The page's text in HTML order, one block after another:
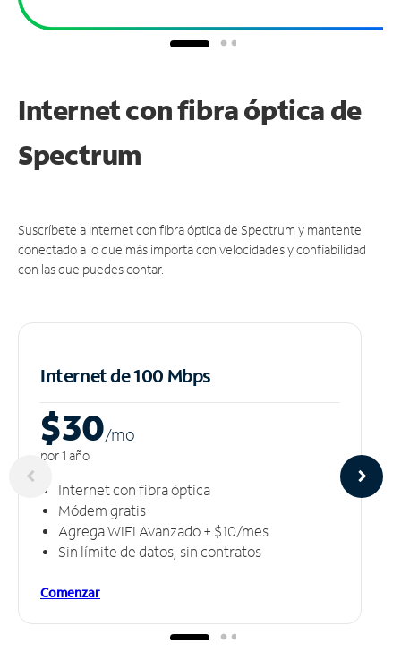
Internet con fibra óptica de
Spectrum
Suscríbete a Internet con fibra óptica de Spectrum y mantente
conectado a lo que más importa con velocidades y confiabilidad
con las que puedes contar.
Internet de 100 Mbps
$30/mo
por 1 año
Internet con fibra óptica
Módem gratis
Agrega WiFi Avanzado + $10/mes
Sin límite de datos, sin contratos
Comenzar